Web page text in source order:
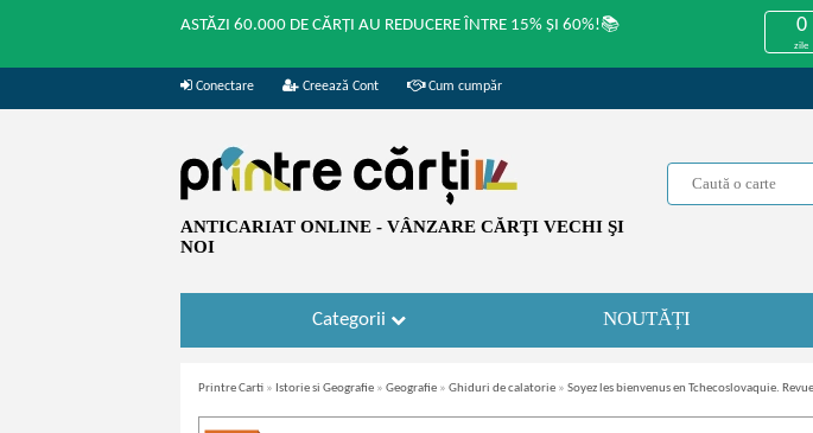
ASTĂZI 60.000 DE CĂRȚI AU REDUCERE ÎNTRE 15% ȘI 60%!📚 0
zile
Conectare Creează Cont Cum cumpăr
ANTICARIAT ONLINE - VÂNZARE CĂRŢI VECHI ŞI
NOI
Categorii NOUTĂȚI
Printre Carti » Istorie si Geografie » Geografie » Ghiduri de calatorie » Soyez les bienvenus en Tchecoslovaquie.